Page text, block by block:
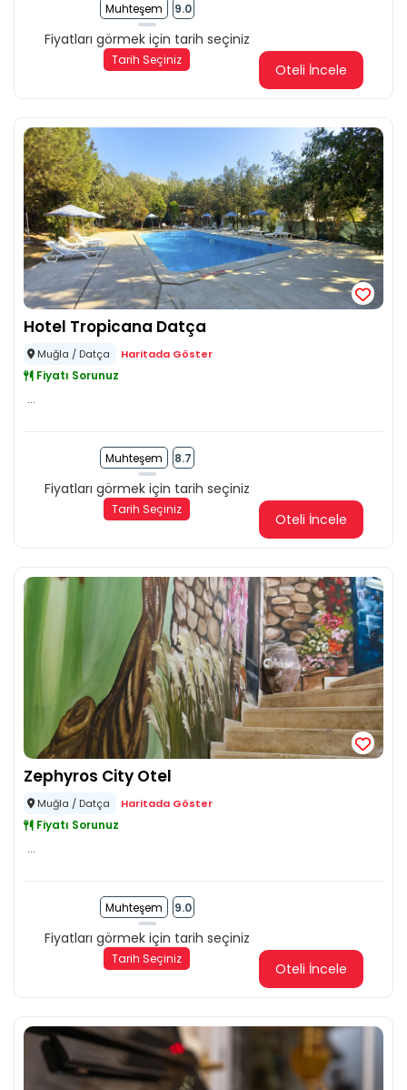
Muhteşem 9.0
Fiyatları görmek için tarih seçiniz
Tarih Seçiniz
Oteli İncele
Hotel Tropicana Datça
Muğla / Datça Haritada Göster
Fiyatı Sorunuz
...
Muhteşem 8.7
Fiyatları görmek için tarih seçiniz
Tarih Seçiniz
Oteli İncele
Zephyros City Otel
Muğla / Datça Haritada Göster
Fiyatı Sorunuz
...
Muhteşem 9.0
Fiyatları görmek için tarih seçiniz
Tarih Seçiniz
Oteli İncele